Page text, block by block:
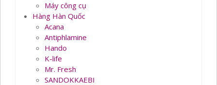
Máy công cụ
Hàng Hàn Quốc
Acana
Antiphlamine
Hando
K-life
Mr. Fresh
SANDOKKAEBI